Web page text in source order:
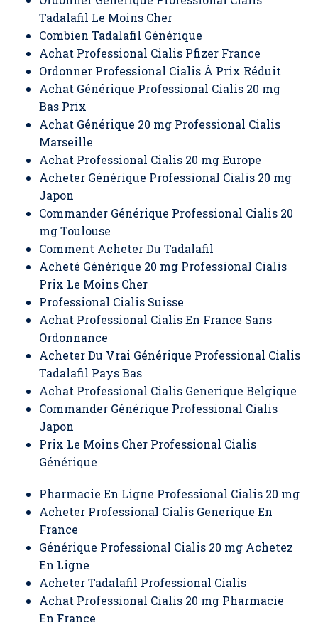
Tadalafil Le Moins Cher
Combien Tadalafil Générique
Achat Professional Cialis Pfizer France
Ordonner Professional Cialis À Prix Réduit
Achat Générique Professional Cialis 20 mg
Bas Prix
Achat Générique 20 mg Professional Cialis
Marseille
Achat Professional Cialis 20 mg Europe
Acheter Générique Professional Cialis 20 mg
Japon
Commander Générique Professional Cialis 20
mg Toulouse
Comment Acheter Du Tadalafil
Acheté Générique 20 mg Professional Cialis
Prix Le Moins Cher
Professional Cialis Suisse
Achat Professional Cialis En France Sans
Ordonnance
Acheter Du Vrai Générique Professional Cialis
Tadalafil Pays Bas
Achat Professional Cialis Generique Belgique
Commander Générique Professional Cialis
Japon
Prix Le Moins Cher Professional Cialis
Générique
Pharmacie En Ligne Professional Cialis 20 mg
Acheter Professional Cialis Generique En
France
Générique Professional Cialis 20 mg Achetez
En Ligne
Acheter Tadalafil Professional Cialis
Achat Professional Cialis 20 mg Pharmacie
En France